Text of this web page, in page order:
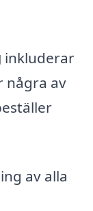
inkluderar
några av
av alla